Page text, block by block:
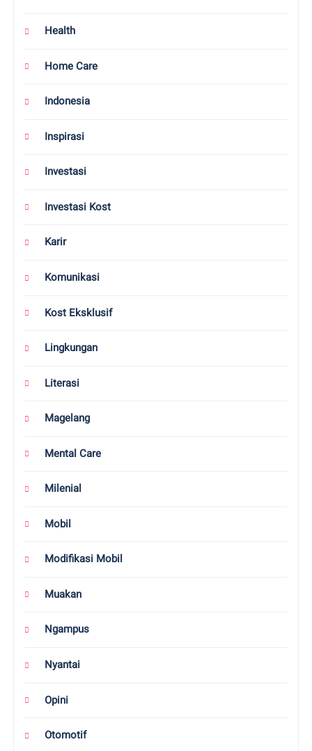
Health
Home Care
Indonesia
Inspirasi
Investasi
Investasi Kost
Karir
Komunikasi
Kost Eksklusif
Lingkungan
Literasi
Magelang
Mental Care
Milenial
Mobil
Modifikasi Mobil
Muakan
Ngampus
Nyantai
Opini
Otomotif